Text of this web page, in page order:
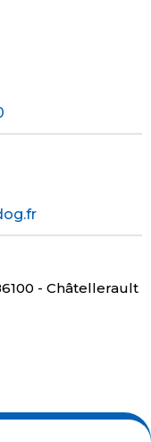
- Châtellerault